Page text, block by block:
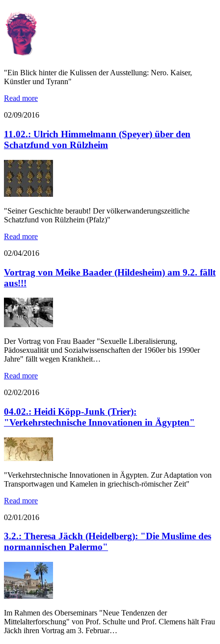
"Ein Blick hinter die Kulissen der Ausstellung: Nero. Kaiser,
Künstler und Tyrann"
Read more
02/09/2016
11.02.: Ulrich Himmelmann (Speyer) über den
Schatzfund von Rülzheim
"Seiner Geschichte beraubt! Der völkerwanderungszeitliche
Schatzfund von Rülzheim (Pfalz)"
Read more
02/04/2016
Vortrag von Meike Baader (Hildesheim) am 9.2. fällt
aus!!!
Der Vortrag von Frau Baader "Sexuelle Liberalisierung,
Pädosexualität und Sozialwissenschaften der 1960er bis 1990er
Jahre" fällt wegen Krankheit…
Read more
02/02/2016
04.02.: Heidi Köpp-Junk (Trier):
"Verkehrstechnische Innovationen in Ägypten"
"Verkehrstechnische Innovationen in Ägypten. Zur Adaptation von
Transportwagen und Kamelen in griechisch-römischer Zeit"
Read more
02/01/2016
3.2.: Theresa Jäckh (Heidelberg): "Die Muslime des
normannischen Palermo"
Im Rahmen des Oberseminars "Neue Tendenzen der
Mittelalterforschung" von Prof. Schulte und Prof. Clemens hält Frau
Jäckh ihren Vortrag am 3. Februar…